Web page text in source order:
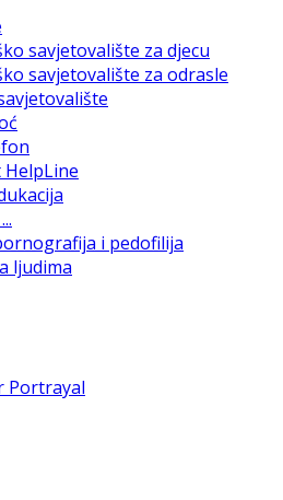
savjetovalište za djecu
savjetovalište za odrasle
i pedofilija
ljudima
Portrayal